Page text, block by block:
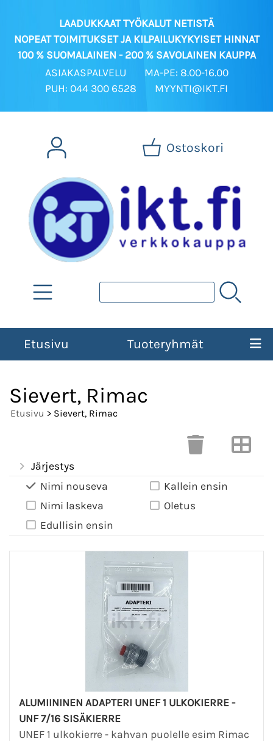
LAADUKKAAT TYÖKALUT NETISTÄ
NOPEAT TOIMITUKSET JA KILPAILUKYKYISET HINNAT
100 % SUOMALAINEN - 200 % SAVOLAINEN KAUPPA
ASIAKASPALVELU
MA-PE: 8.00-16.00
PUH: 044 300 6528
MYYNTI@IKT.FI
Ostoskori
Etusivu Tuoteryhmät
Sievert, Rimac
Etusivu > Sievert, Rimac
Järjestys
Nimi nouseva
Nimi laskeva
Edullisin ensin
Kallein ensin
Oletus
ALUMIININEN ADAPTERI UNEF 1 ULKOKIERRE -
UNF 7/16 SISÄKIERRE
UNEF 1 ulkokierre - kahvan puolelle esim Rimac